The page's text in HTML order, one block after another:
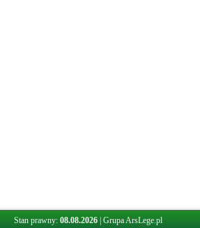
Stan prawny: 08.08.2026 Grupa ArsLege.pl